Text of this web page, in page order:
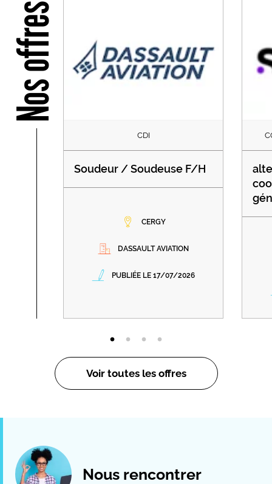
Nos offres
CDI
Soudeur / Soudeuse F/H
CERGY
DASSAULT AVIATION
PUBLIÉE LE 17/07/2026
Voir toutes les offres
Nous rencontrer